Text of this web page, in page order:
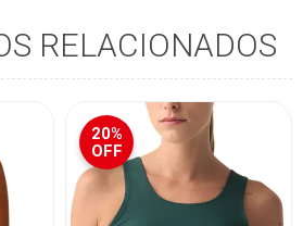
RELACIONADOS
20%
OFF